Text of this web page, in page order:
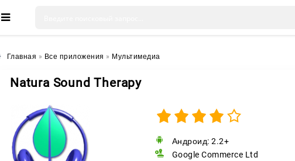
Главная » Все приложения » Мультимедиа
Natura Sound Therapy
Андроид: 2.2+
Google Commerce Ltd